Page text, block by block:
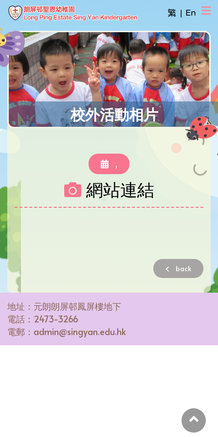
繁 | En
校外活動相片
,
網站連結
back
地址：元朗朗屏邨鳳屏樓地下
電話：2473-3266
電郵：admin@singyan.edu.hk